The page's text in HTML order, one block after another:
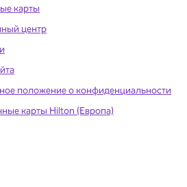
карты
центр
положение о конфиденциальности
карты Hilton (Европа)